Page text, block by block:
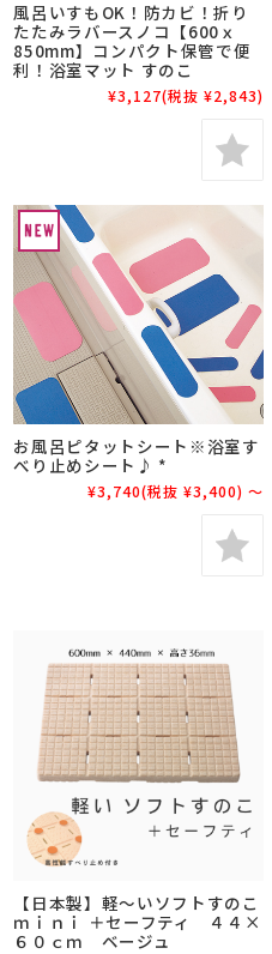
風呂いすもOK！防カビ！折り
たたみラバースノコ【600ｘ
850mm】コンパクト保管で便
利！浴室マット すのこ
¥3,127(税抜 ¥2,843)
お風呂ピタットシート※浴室す
べり止めシート♪ *
¥3,740(税抜 ¥3,400) ～
【日本製】軽～いソフトすのこ
ｍｉｎｉ ＋セーフティ ４４×
６０ｃｍ ベージュ